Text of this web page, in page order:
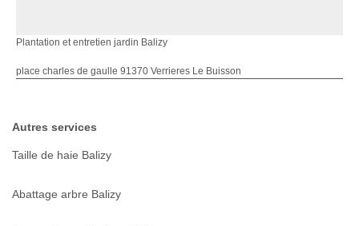
Plantation et entretien jardin Balizy
place charles de gaulle 91370 Verrieres Le Buisson
Autres services
Taille de haie Balizy
Abattage arbre Balizy